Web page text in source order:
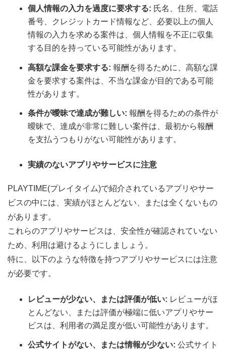
個人情報の入力を過度に要求する: 氏名、住所、電話
番号、クレジットカード情報など、必要以上の個人
情報の入力を求める案件は、個人情報を不正に収集
する目的を持っている可能性があります。
高額な課金を要求する: 報酬を得るために、高額な課
金を要求する案件は、不当な課金が目的である可能
性があります。
条件が曖昧で達成が難しい: 報酬を得るための条件が
曖昧で、達成が非常に難しい案件は、最初から報酬
を支払うつもりがない可能性があります。
実績のないアプリやサービスに注意
PLAYTIME(プレイタイム)で紹介されているアプリやサー
ビスの中には、実績がほとんどない、または全くないもの
があります。
これらのアプリやサービスは、安全性が確認されていない
ため、利用は避けるようにしましょう。
特に、以下のような特徴を持つアプリやサービスには注意
が必要です。
レビューが少ない、または評価が低い: レビューがほ
とんどない、または評価が極端に低いアプリやサー
ビスは、利用者の満足度が低い可能性があります。
公式サイトがない、または情報が少ない: 公式サイト